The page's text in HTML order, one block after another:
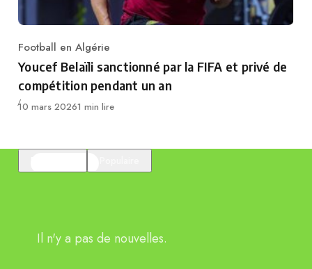
Category
Football en Algérie
Youcef Belaïli sanctionné par la FIFA et privé de
compétition pendant un an
Publié
10 mars 20261 min lire
Il n'y a pas de nouvelles.